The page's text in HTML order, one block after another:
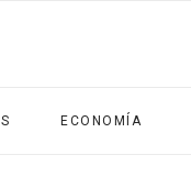
ECONOMÍA